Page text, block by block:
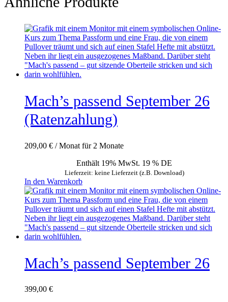
Mach’s passend September 26
(Ratenzahlung)
209,00 € / Monat für 2 Monate
Enthält 19% MwSt. 19 % DE
Lieferzeit: keine Lieferzeit (z.B. Download)
In den Warenkorb
Mach’s passend September 26
399,00 €